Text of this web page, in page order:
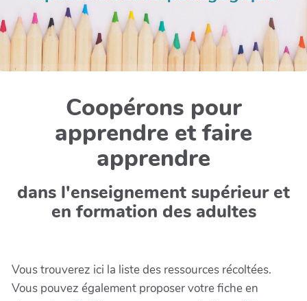
Coopérons pour
apprendre et faire
apprendre
dans l'enseignement supérieur et
en formation des adultes
Vous trouverez ici la liste des ressources récoltées.
Vous pouvez également proposer votre fiche en